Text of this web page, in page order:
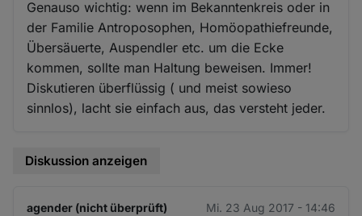
Genauso wichtig: wenn im Bekanntenkreis oder in
der Familie Antroposophen, Homöopathiefreunde,
Übersäuerte, Auspendler etc. um die Ecke
kommen, sollte man Haltung beweisen. Immer!
Diskutieren überflüssig ( und meist sowieso
sinnlos), lacht sie einfach aus, das versteht jeder.
Diskussion anzeigen
agender (nicht überprüft) Mi. 23 Aug 2017 - 14:46